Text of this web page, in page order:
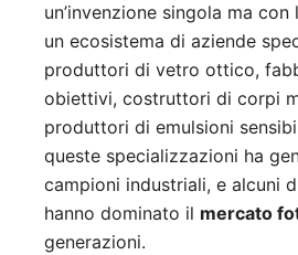
un’invenzione singola ma
un ecosistema di aziende
produttori di vetro ottico,
obiettivi, costruttori di corpi
produttori di emulsioni
queste specializzazioni ha
campioni industriali, e alcuni
hanno dominato il mercato
generazioni.